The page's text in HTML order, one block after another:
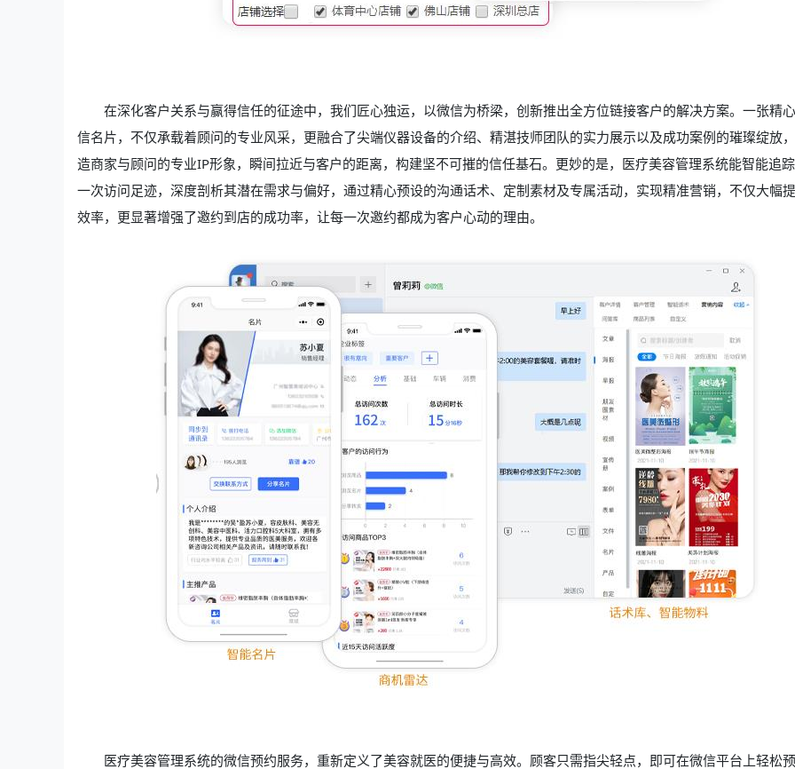
在深化客户关系与赢得信任的征途中，我们匠心独运，以微信为桥梁，创新推出全方位链接客户的解决方案。一张精
信名片，不仅承载着顾问的专业风采，更融合了尖端仪器设备的介绍、精湛技师团队的实力展示以及成功案例的璀璨绽放
造商家与顾问的专业IP形象，瞬间拉近与客户的距离，构建坚不可摧的信任基石。更妙的是，医疗美容管理系统能智能追
一次访问足迹，深度剖析其潜在需求与偏好，通过精心预设的沟通话术、定制素材及专属活动，实现精准营销，不仅大幅
效率，更显著增强了邀约到店的成功率，让每一次邀约都成为客户心动的理由。
医疗美容管理系统的微信预约服务，重新定义了美容就医的便捷与高效。顾客只需指尖轻点，即可在微信平台上轻松